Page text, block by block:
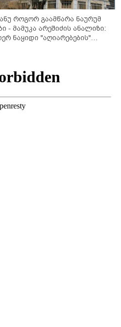
როგორ გაამწარა ნაურუმ
- მამუკა არეშიძის ანალიზი:
ნაყიდი "აღიარებების"